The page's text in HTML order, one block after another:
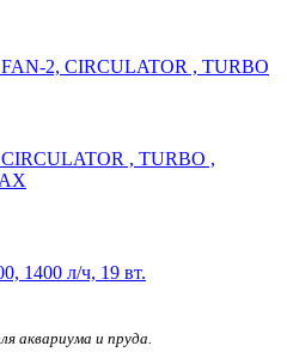
2, CIRCULATOR , TURBO
, TURBO ,
1400 л/ч, 19 вт.
аквариума и пруда.